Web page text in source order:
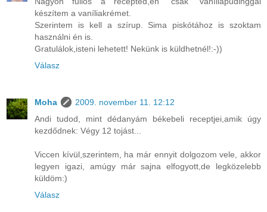
készítem a vaníliakrémet.
Szerintem is kell a szírup. Sima piskótához is szoktam
használni én is.
Gratulálok,isteni lehetett! Nekünk is küldhetnél!:-))
Válasz
Moha
2009. november 11. 12:12
Andi tudod, mint dédanyám békebeli receptjei,amik úgy
kezdődnek: Végy 12 tojást...
Viccen kívül,szerintem, ha már ennyit dolgozom vele, akkor
legyen igazi, amúgy már sajna elfogyott,de legközelebb
küldöm:)
Válasz